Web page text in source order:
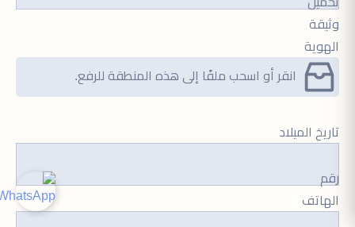
وثيقة
الهوية
انقر أو اسحب ملفًا إلى هذه المنطقة للرفع.
تاريخ الميلاد
رقم
الهاتف